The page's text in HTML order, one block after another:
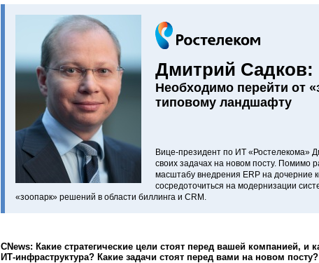
Дмитрий Садков:
Необходимо перейти от
типовому ландшафту
Вице-президент по ИТ «Ростелекома»
своих задачах на новом посту. Помимо
масштабу внедрения ERP на дочерние
сосредоточиться на модернизации
«зоопарк» решений в области биллинга и CRM.
CNews: Какие стратегические цели стоят перед вашей компанией, и
ИТ-инфраструктура? Какие задачи стоят перед вами на новом посту?